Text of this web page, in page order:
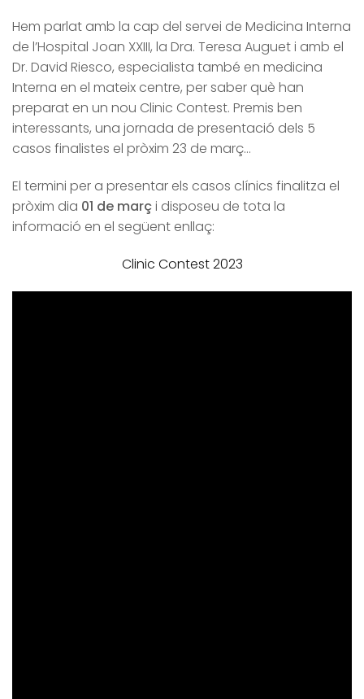
Hem parlat amb la cap del servei de Medicina Interna
de l’Hospital Joan XXIII, la Dra. Teresa Auguet i amb el
Dr. David Riesco, especialista també en medicina
Interna en el mateix centre, per saber què han
preparat en un nou Clinic Contest. Premis ben
interessants, una jornada de presentació dels 5
casos finalistes el pròxim 23 de març…
El termini per a presentar els casos clínics finalitza el
pròxim dia 01 de marçi disposeu de tota la
informació en el següent enllaç:
Clinic Contest 2023